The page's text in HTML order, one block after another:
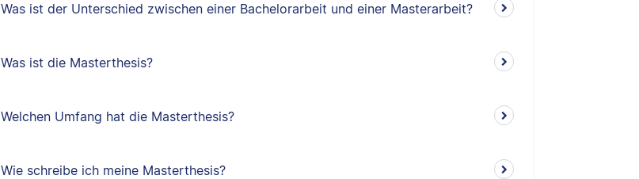
Was ist der Unterschied zwischen einer Bachelorarbeit und einer Masterarbeit?
Was ist die Masterthesis?
Welchen Umfang hat die Masterthesis?
Wie schreibe ich meine Masterthesis?